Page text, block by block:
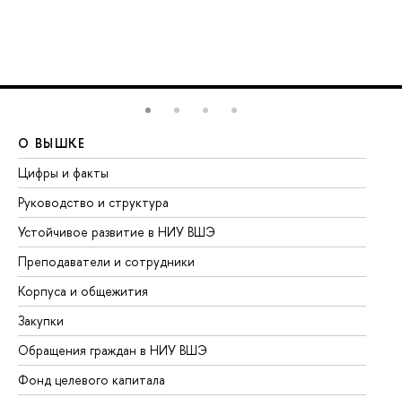
О ВЫШКЕ
Цифры и факты
Руководство и структура
Устойчивое развитие в НИУ ВШЭ
Преподаватели и сотрудники
Корпуса и общежития
Закупки
Обращения граждан в НИУ ВШЭ
Фонд целевого капитала